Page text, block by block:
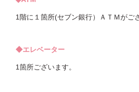
1階に１箇所(セブン銀行）ＡＴＭがご
◆エレベーター
1箇所ございます。